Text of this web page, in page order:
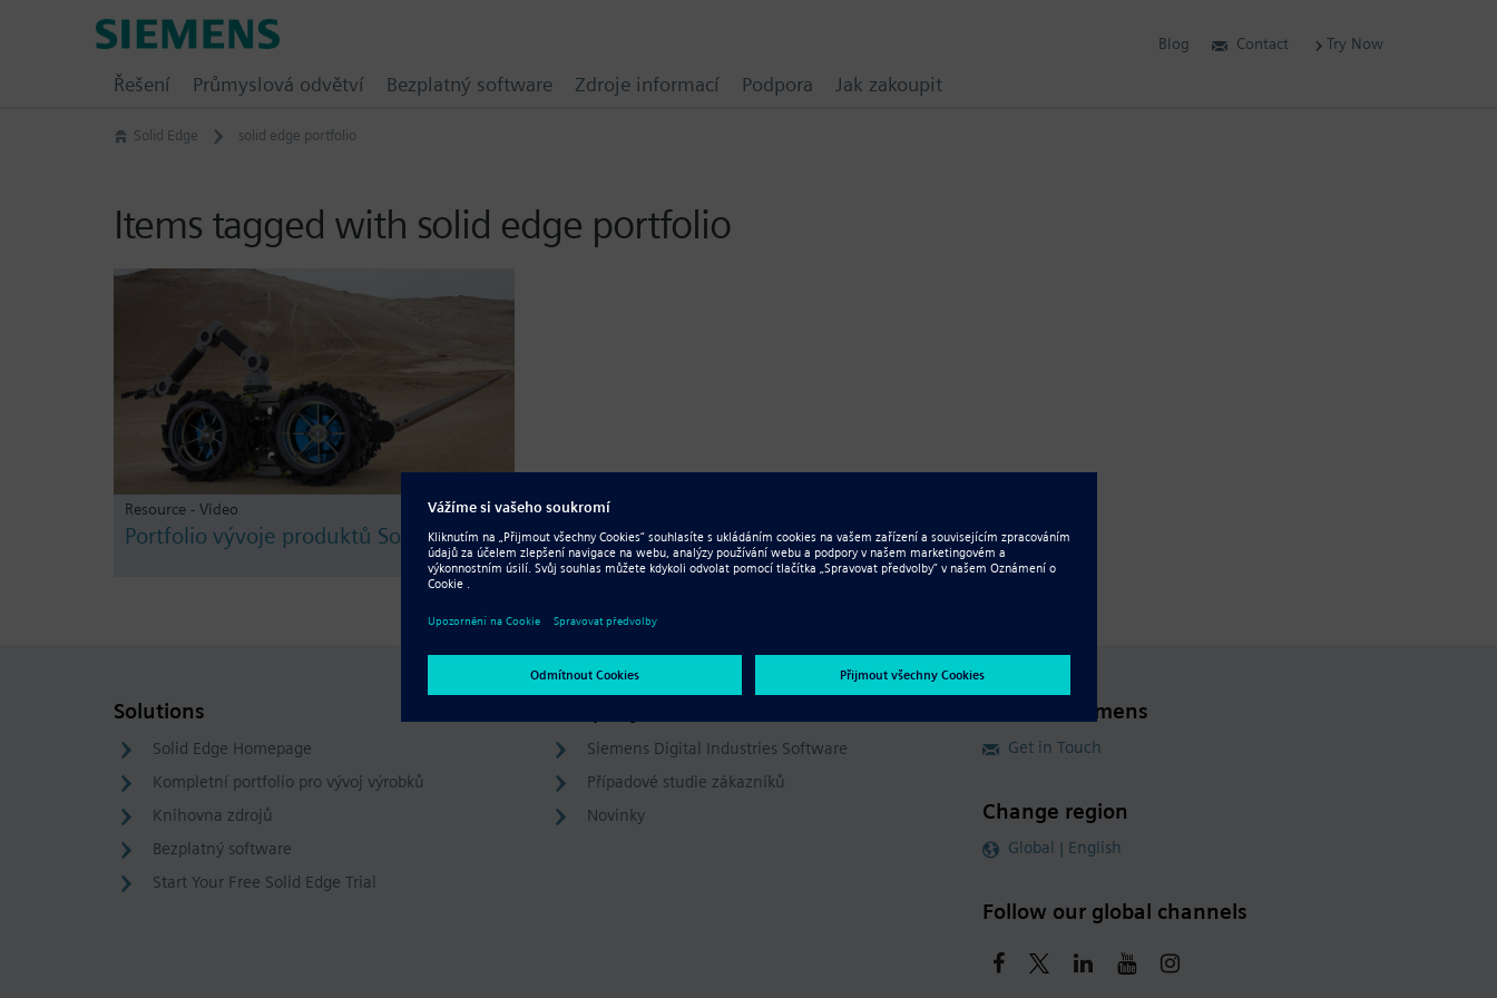
Solid Edge solid edge portfolio
Items tagged with solid edge portfolio
Resource - Video
Portfolio vývoje produktů Solid Edge
Solutions
Solid Edge Homepage
Kompletní portfolio pro vývoj výrobků
Knihovna zdrojů
Bezplatný software
Start Your Free Solid Edge Trial
Siemens Digital Industries Software
Případové studie zákazníků
Novinky
Contact Siemens
Get in Touch
Change region
Global | English
Follow our global channels
Blog Contact Try Now
Řešení Průmyslová odvětví Bezplatný software Zdroje informací Podpora Jak zakoupit